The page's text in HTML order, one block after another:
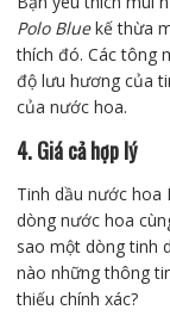
Polo Bluekế thừa
thích đó. Các tông
độ lưu hương của
của nước hoa.
4. Giá cả hợp lý
Tinh dầu nước hoa
dòng nước hoa
sao một dòng tinh
nào những thông
thiếu chính xác?